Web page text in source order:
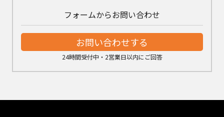
フォームからお問い合わせ
お問い合わせする
24時間受付中・2営業日以内にご回答